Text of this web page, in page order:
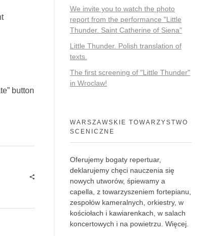
button
We invite you to watch the photo
report from the performance "Little
Thunder. Saint Catherine of Siena"
Little Thunder. Polish translation of
texts.
The first screening of "Little Thunder"
in Wroclaw!
WARSZAWSKIE TOWARZYSTWO
SCENICZNE
Oferujemy bogaty repertuar,
deklarujemy chęci nauczenia się
nowych utworów, śpiewamy a
capella, z towarzyszeniem fortepianu,
zespołów kameralnych, orkiestry, w
kościołach i kawiarenkach, w salach
koncertowych i na powietrzu. Więcej